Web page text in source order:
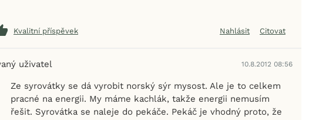
Kvalitní příspěvek Nahlásit Citovat
uživatel 10.8.2012 08:56
Ze syrovátky se dá vyrobit norský sýr mysost. Ale je to celkem
pracné na energii. My máme kachlák, takže energii nemusím
řešit. Syrovátka se naleje do pekáče. Pekáč je vhodný proto, že